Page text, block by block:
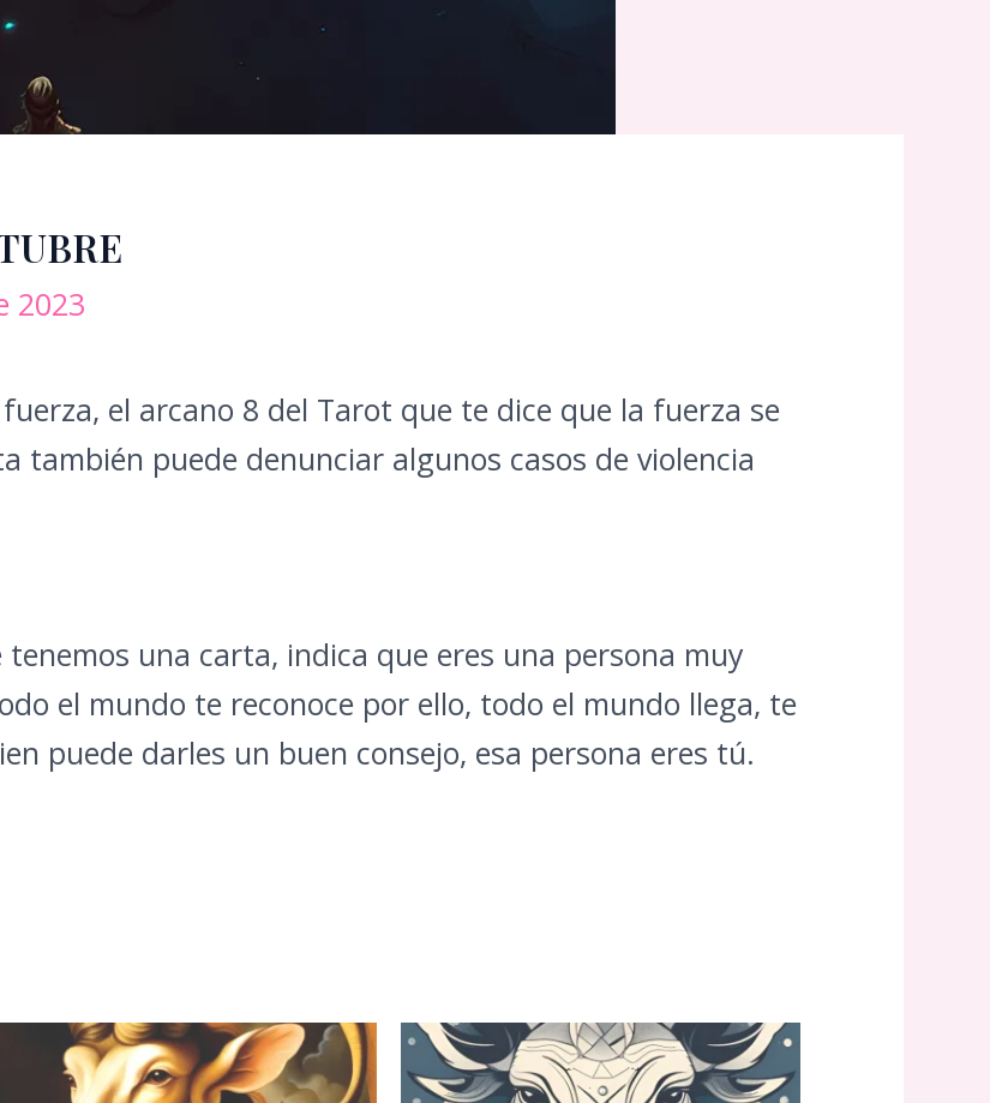
2023
el arcano 8 del Tarot que te dice que la fuerza se
también puede denunciar algunos casos de violencia
una carta, indica que eres una persona muy
el mundo te reconoce por ello, todo el mundo llega, te
puede darles un buen consejo, esa persona eres tú.